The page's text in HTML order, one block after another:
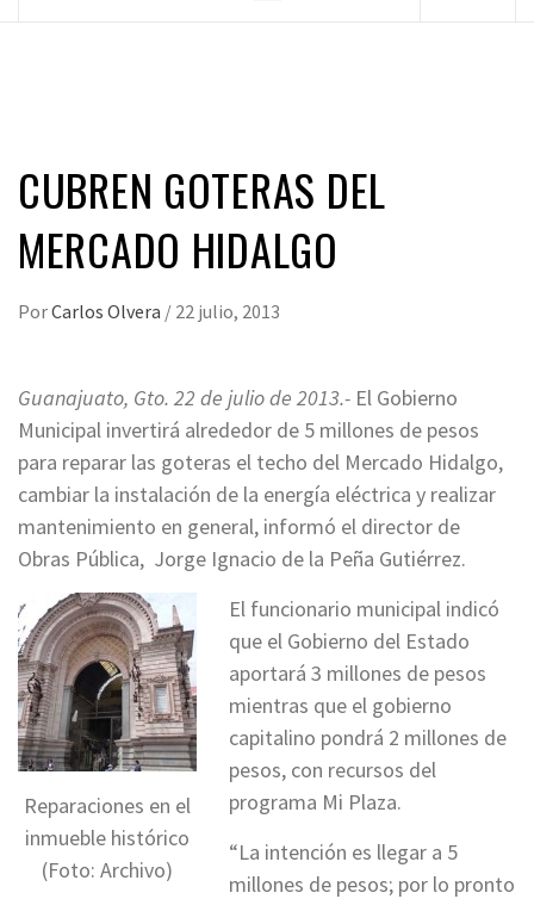
CUBREN GOTERAS DEL
MERCADO HIDALGO
PorCarlos Olvera / 22 julio, 2013
Guanajuato, Gto. 22 de julio de 2013.- El Gobierno
Municipal invertirá alrededor de 5 millones de pesos
para reparar las goteras el techo del Mercado Hidalgo,
cambiar la instalación de la energía eléctrica y realizar
mantenimiento en general, informó el director de
Obras Pública, Jorge Ignacio de la Peña Gutiérrez.
Reparaciones en el
inmueble histórico
(Foto: Archivo)
El funcionario municipal indicó
que el Gobierno del Estado
aportará 3 millones de pesos
mientras que el gobierno
capitalino pondrá 2 millones de
pesos, con recursos del
programa Mi Plaza.
“La intención es llegar a 5
millones de pesos; por lo pronto